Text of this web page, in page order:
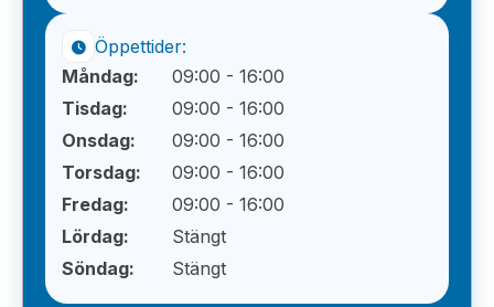
Öppettider:
Måndag:
09:00 - 16:00
Tisdag:
09:00 - 16:00
Onsdag:
09:00 - 16:00
Torsdag:
09:00 - 16:00
Fredag:
09:00 - 16:00
Lördag:
Stängt
Söndag:
Stängt